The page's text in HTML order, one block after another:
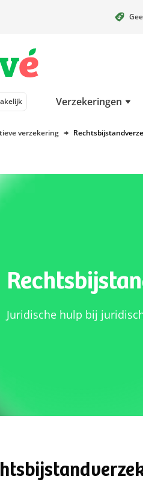
Verzekeringen
verzekering
Juridische hulp bij